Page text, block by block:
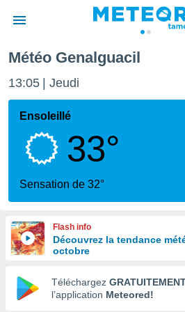
de
en
Météo Genalguacil
13:05 Jeudi
Ensoleillé
33°
Sensation de 32°
Flash info
Découvrez la tendance
octobre
Téléchargez
l’application Meteored!